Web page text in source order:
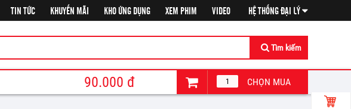
TIN TỨC KHUYẾN MÃI KHO ỨNG DỤNG XEM PHIM VIDEO HỆ THỐNG ĐẠI LÝ
Tìm kiếm
90.000 đ CHỌN MUA